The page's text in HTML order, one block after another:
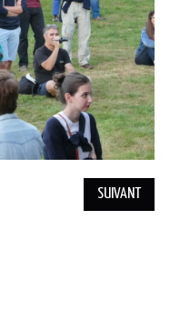
SUIVANT